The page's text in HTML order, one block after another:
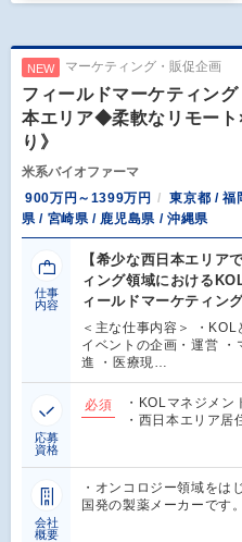
NEW マーケティング・販促企画
フィールドマーケティン
本エリア◆柔軟なリモート
り》
米系バイオファーマ
900万円～1399万円
東京都 / 福
県 / 宮崎県 / 鹿児島県 / 沖縄県
仕事
内容
【希少な西日本エリア
ィング領域における
ィールドマーケティン
＜主な仕事内容＞ ・
イベントの企画・運営 ・
進 ・医療現…
応募
資格
必須
・KOLマネジメ
・西日本エリア
会社
概要
・オンコロジー領域をは
国発の製薬メーカーです